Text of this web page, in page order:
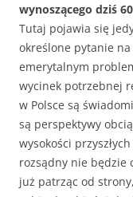
wynoszącego dziś
Tutaj pojawia się
określone pytanie
emerytalnym
wycinek potrzebnej
w Polsce są
są perspektywy
wysokości
rozsądny nie będzie
już patrząc od